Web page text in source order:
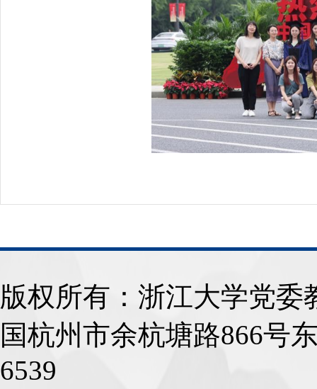
版权所有：浙江大
国杭州市余杭塘路
6539